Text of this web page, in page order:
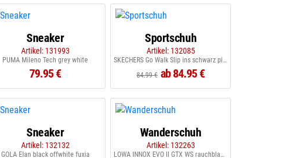
Sneaker
Artikel: 131993
PUMA Mileno Tech grey white
79.95 €
Sportschuh
Artikel: 132085
SKECHERS Go Walk Slip ins schwarz pink
84.99 € ab 84.95 €
Sneaker
Artikel: 132132
GOLA Elan black offwhite fuxia
Wanderschuh
Artikel: 132263
LOWA INNOX EVO II GTX WS rauchblau blau